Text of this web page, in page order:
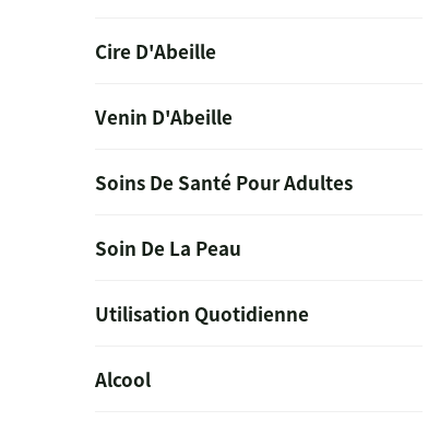
Cire D'Abeille
Venin D'Abeille
Soins De Santé Pour Adultes
Soin De La Peau
Utilisation Quotidienne
Alcool